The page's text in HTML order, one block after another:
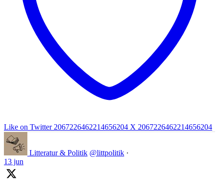
Like on Twitter 2067226462214656204 X 2067226462214656204
Litteratur & Politik @littpolitik ·
13 jun